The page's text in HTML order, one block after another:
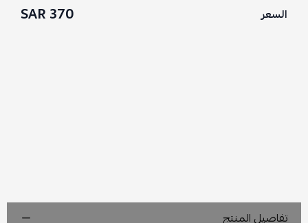
السعر 370 SAR
تفاصيل المنتج